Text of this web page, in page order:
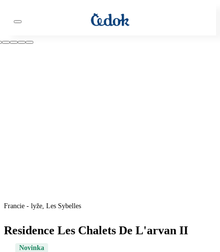
Francie - lyže, Les Sybelles
Residence Les Chalets De L'arvan II
Novinka